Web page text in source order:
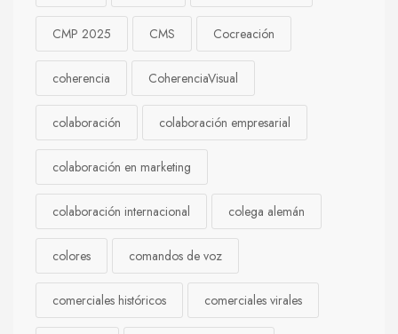
CMP 2025 CMS Cocreación
coherencia CoherenciaVisual
colaboración colaboración empresarial
colaboración en marketing
colaboración internacional colega alemán
colores comandos de voz
comerciales históricos comerciales virales